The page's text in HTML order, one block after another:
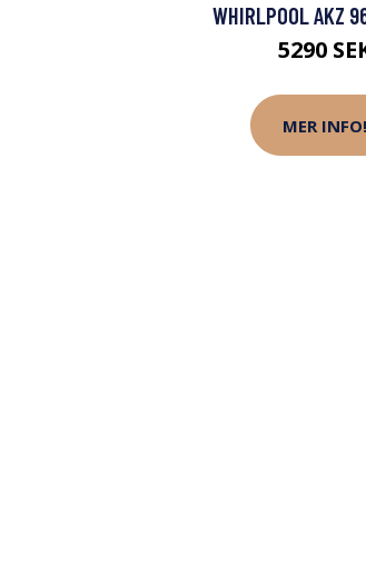
WHIRLPOOL AKZ
5290
MER INFO!